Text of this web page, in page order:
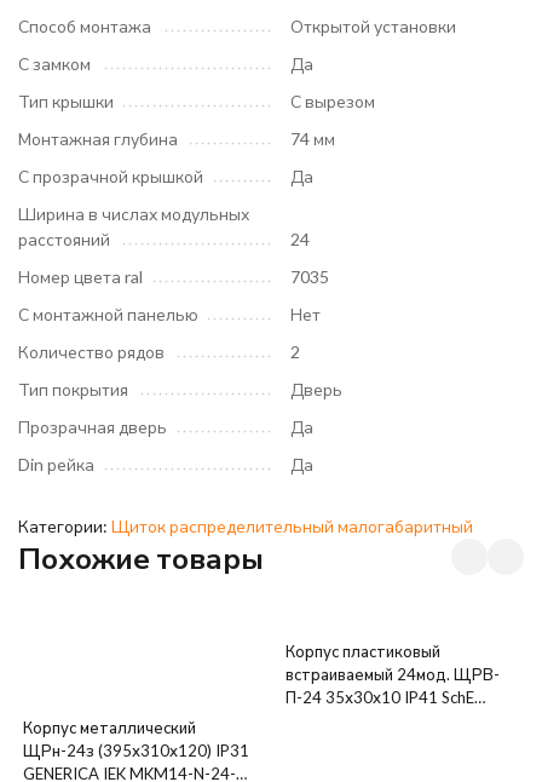
Способ монтажа
Открытой установки
С замком
Да
Тип крышки
С вырезом
Монтажная глубина
74 мм
С прозрачной крышкой
Да
Ширина в числах модульных
расстояний
24
Номер цвета ral
7035
С монтажной панелью
Нет
Количество рядов
2
Тип покрытия
Дверь
Прозрачная дверь
Да
Din рейка
Да
Категории: Щиток распределительный малогабаритный
Похожие товары
Корпус металлический
ЩРн-24з (395х310х120) IP31
GENERICA IEK MKM14-N-24-
Корпус пластиковый
встраиваемый 24мод. ЩРВ-
П-24 35х30х10 IP41 SchE